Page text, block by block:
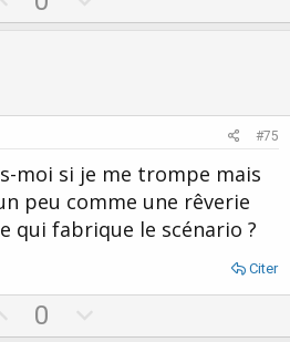
p
o
e
#75
moi si je me trompe mais
peu comme une rêverie
qui fabrique le scénario ?
Citer
0